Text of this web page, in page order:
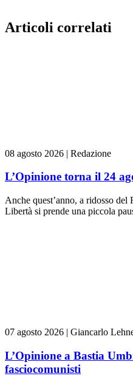
Articoli correlati
08 agosto 2026 | Redazione
L’Opinione torna il 24
Anche quest’anno, a ridosso
Libertà si prende una piccola
07 agosto 2026 | Giancarlo
L’Opinione a Bastia
fasciocomunisti